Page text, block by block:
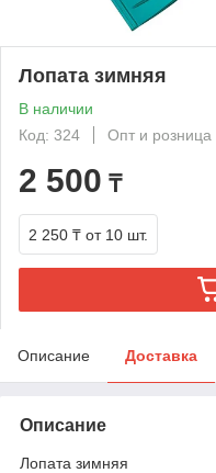
Лопата зимняя
В наличии
Код: 324
Опт и розница
2 500 ₸
2 250 ₸ от 10 шт.
Описание Доставка
Описание
Лопата зимняя